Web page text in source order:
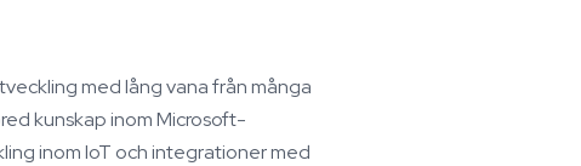
med lång vana från många
kunskap inom Microsoft-
inom IoT och integrationer med